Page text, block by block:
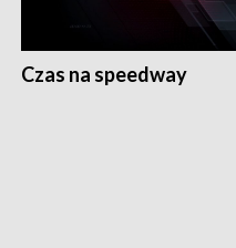
Czas na speedway